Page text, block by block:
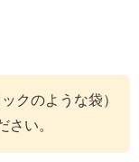
クのような袋）
さい。